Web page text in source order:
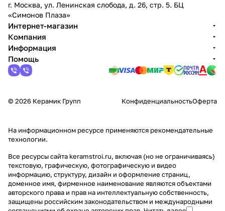
г. Москва, ул. Ленинская слобода, д. 26, стр. 5. БЦ
«Симонов Плаза»
Интернет-магазин
Компания
Информация
Помощь
© 2026 Керамик Групп КонфиденциальностьОферта
На информационном ресурсе применяются рекомендательные
технологии.
Все ресурсы сайта keramstroi.ru, включая (но не ограничиваясь)
текстовую, графическую, фотографическую и видео
информацию, структуру, дизайн и оформление страниц,
доменное имя, фирменное наименование являются объектами
авторского права и прав на интеллектуальную собственность,
защищены российским законодательством и международными